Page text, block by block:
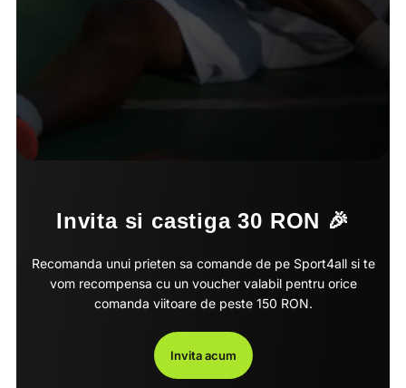
Invita si castiga 30 RON 🎉
Recomanda unui prieten sa comande de pe Sport4all si te
vom recompensa cu un voucher valabil pentru orice
comanda viitoare de peste 150 RON.
Invita acum